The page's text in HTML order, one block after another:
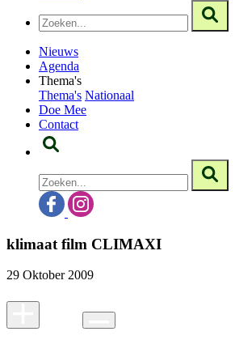
Nieuws
Agenda
Thema's
Thema's Nationaal
Doe Mee
Contact
klimaat film CLIMAXI
29 Oktober 2009